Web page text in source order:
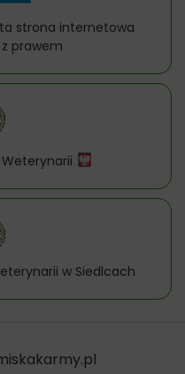
strona internetowa
z prawem
w Siedlcach